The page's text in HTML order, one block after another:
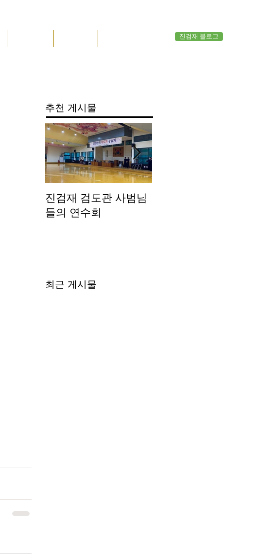
진검재 블로그
추천 게시물
진검재 검도관 사범님
들의 연수회
최근 게시물